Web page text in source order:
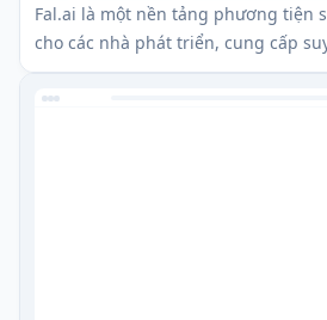
AI Video Editing
Fal.ai là một nền tảng phương tiện
cho các nhà phát triển, cung cấp
ưu và khả năng theo thời gian thực.